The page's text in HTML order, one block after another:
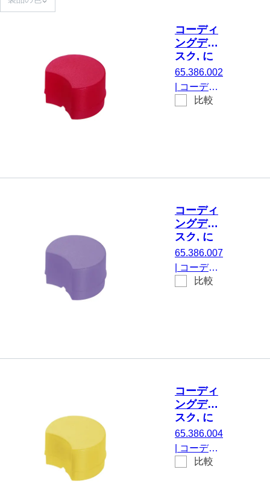
コーディ
ングディ
スク, に
とって
CryoPure
チューブ,
赤
65.386.002
コーディ
ングディス
比較
コーディ
ングディ
スク, に
とって
CryoPure
チューブ,
紫
65.386.007
コーディ
ングディス
比較
コーディ
ングディ
スク, に
とって
CryoPure
チューブ,
黄
65.386.004
コーディ
ングディス
比較